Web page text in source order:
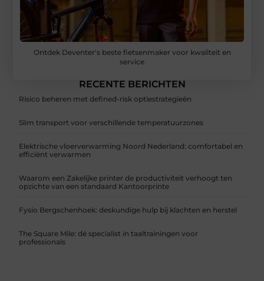
Ontdek Deventer's beste fietsenmaker voor kwaliteit en
service
RECENTE BERICHTEN
Risico beheren met defined-risk optiestrategieën
Slim transport voor verschillende temperatuurzones
Elektrische vloerverwarming Noord Nederland: comfortabel en
efficiënt verwarmen
Waarom een Zakelijke printer de productiviteit verhoogt ten
opzichte van een standaard Kantoorprinte
Fysio Bergschenhoek: deskundige hulp bij klachten en herstel
The Square Mile: dé specialist in taaltrainingen voor
professionals